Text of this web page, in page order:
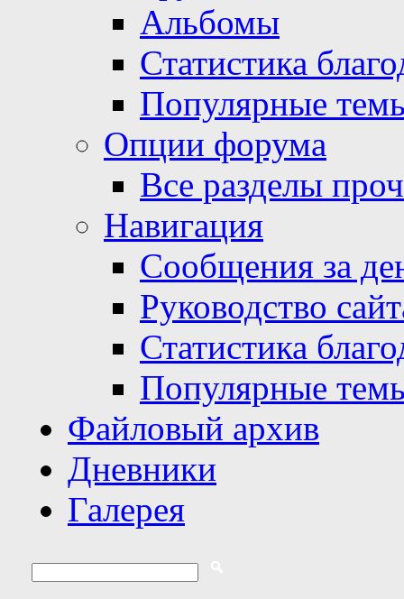
Альбомы
Статистика
Популярные
Опции форума
Все разделы
Навигация
Сообщения за
Руководство
Статистика
Популярные
Файловый архив
Дневники
Галерея